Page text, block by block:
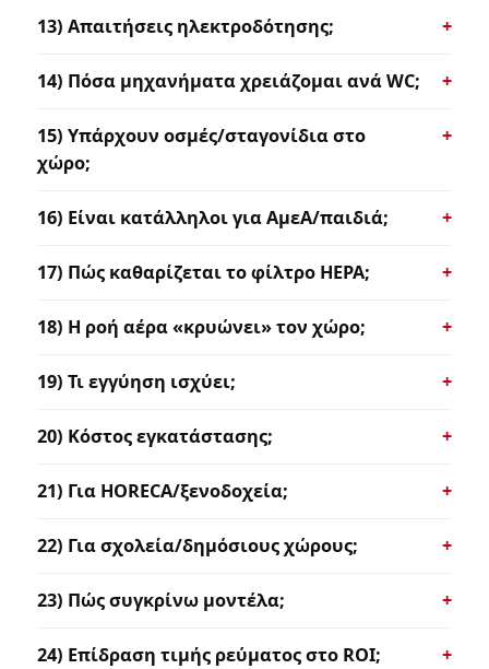
13) Απαιτήσεις ηλεκτροδότησης;
14) Πόσα μηχανήματα χρειάζομαι ανά WC;
15) Υπάρχουν οσμές/σταγονίδια στο
χώρο;
16) Είναι κατάλληλοι για ΑμεΑ/παιδιά;
17) Πώς καθαρίζεται το φίλτρο HEPA;
18) Η ροή αέρα «κρυώνει» τον χώρο;
19) Τι εγγύηση ισχύει;
20) Κόστος εγκατάστασης;
21) Για HORECA/ξενοδοχεία;
22) Για σχολεία/δημόσιους χώρους;
23) Πώς συγκρίνω μοντέλα;
24) Επίδραση τιμής ρεύματος στο ROI;